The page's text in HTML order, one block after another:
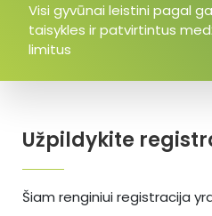
Užpildykite
Šiam renginiui registracija
Visi gyvūnai leistini pagal
taisykles ir patvirtintus
limitus